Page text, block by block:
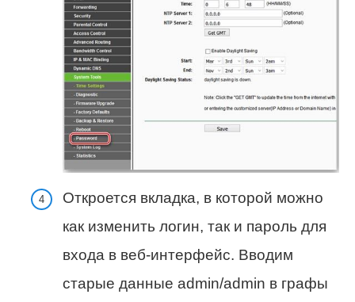
Откроется вкладка, в которой можно
как изменить логин, так и пароль для
входа в веб-интерфейс. Вводим
старые данные admin/admin в графы